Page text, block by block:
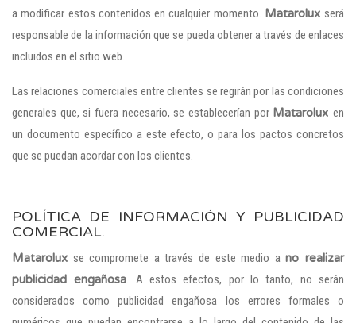
a modificar estos contenidos en cualquier momento. Matarolux será
responsable de la información que se pueda obtener a través de enlaces
incluidos en el sitio web.
Las relaciones comerciales entre clientes se regirán por las condiciones
generales que, si fuera necesario, se establecerían por Mataroluxen
un documento específico a este efecto, o para los pactos concretos
que se puedan acordar con los clientes.
POLÍTICA DE INFORMACIÓN Y PUBLICIDAD
COMERCIAL.
Matarolux se compromete a través de este medio ano realizar
publicidad engañosa. A estos efectos, por lo tanto, no serán
considerados como publicidad engañosa los errores formales o